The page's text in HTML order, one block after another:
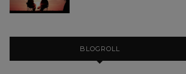
BLOGROLL